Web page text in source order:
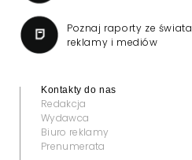
Poznaj raporty ze świata
reklamy i mediów
Kontakty do nas
Redakcja
Wydawca
Biuro reklamy
Prenumerata